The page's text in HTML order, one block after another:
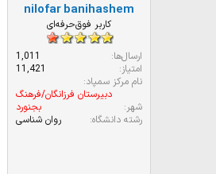
nilofar banihashem
کاربر فوق‌حرفه‌ای
ارسال‌ها
1,011
امتیاز
11,421
نام مرکز سمپاد
دبيرستان فرزانگان/فرهنگ
شهر
بجنورد
رشته دانشگاه
روان شناسی